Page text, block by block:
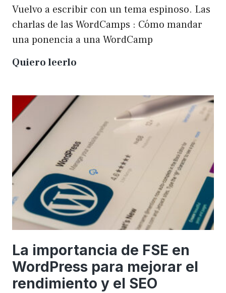
Vuelvo a escribir con un tema espinoso. Las
charlas de las WordCamps : Cómo mandar
una ponencia a una WordCamp
Quiero leerlo
una
una
WordCamp
La importancia de FSE en
WordPress para mejorar el
rendimiento y el SEO